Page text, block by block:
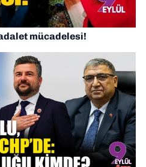
mücadelesi!